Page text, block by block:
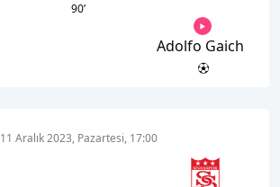
90’
Adolfo Gaich
11 Aralık 2023, Pazartesi, 17:00